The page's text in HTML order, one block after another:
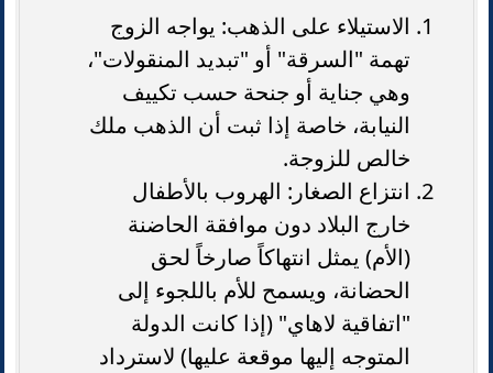
الاستيلاء على الذهب: يواجه الزوج
تهمة "السرقة" أو "تبديد المنقولات"،
وهي جناية أو جنحة حسب تكييف
النيابة، خاصة إذا ثبت أن الذهب ملك
خالص للزوجة.
انتزاع الصغار: الهروب بالأطفال
خارج البلاد دون موافقة الحاضنة
(الأم) يمثل انتهاكاً صارخاً لحق
الحضانة، ويسمح للأم باللجوء إلى
"اتفاقية لاهاي" (إذا كانت الدولة
المتوجه إليها موقعة عليها) لاسترداد